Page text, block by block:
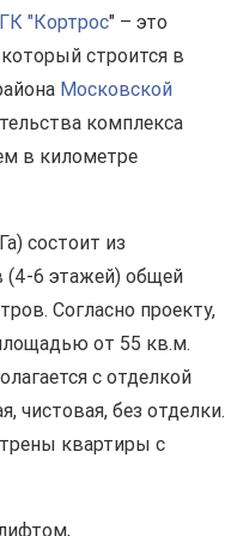
ГК "Кортрос" – это
строится в
Московской
комплекса
в километре
состоит из
6 этажей) общей
Согласно проекту,
от 55 кв.м.
с отделкой
чистовая, без отделки.
квартиры с